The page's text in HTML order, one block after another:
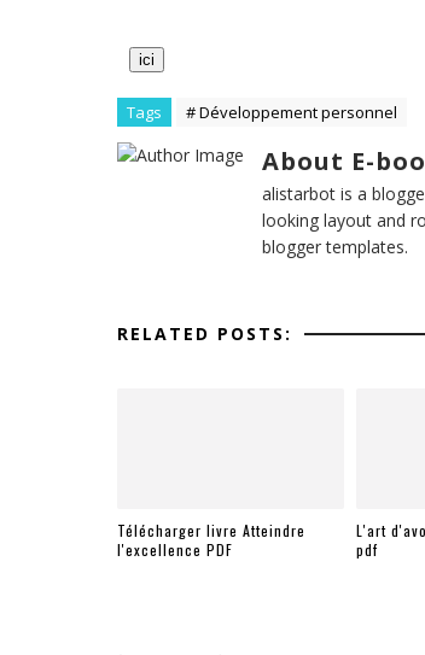
ici
Tags # Développement personnel
About E-
alistarbot is a
looking layout and
blogger templates.
RELATED POSTS:
Télécharger livre Atteindre
l'excellence PDF
L'art
pdf